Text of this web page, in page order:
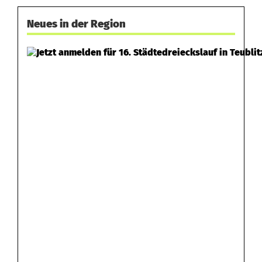
Neues in der Region